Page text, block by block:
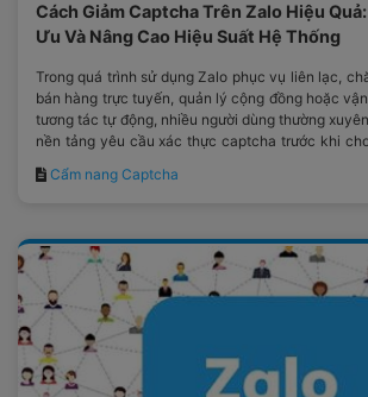
Cách Giảm Captcha Trên Zalo Hiệu
Ưu Và Nâng Cao Hiệu Suất Hệ Thống
Trong quá trình sử dụng Zalo phục vụ liên lạc,
bán hàng trực tuyến, quản lý cộng đồng hoặc
tương tác tự động, nhiều người dùng thường
nền tảng yêu cầu xác thực captcha trước khi
hiện thao tác.
Cẩm nang Captcha